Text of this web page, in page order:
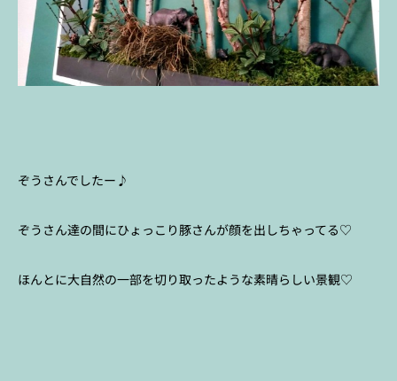
ぞうさんでしたー♪
ぞうさん達の間にひょっこり豚さんが顔を出しちゃってる♡
ほんとに大自然の一部を切り取ったような素晴らしい景観♡